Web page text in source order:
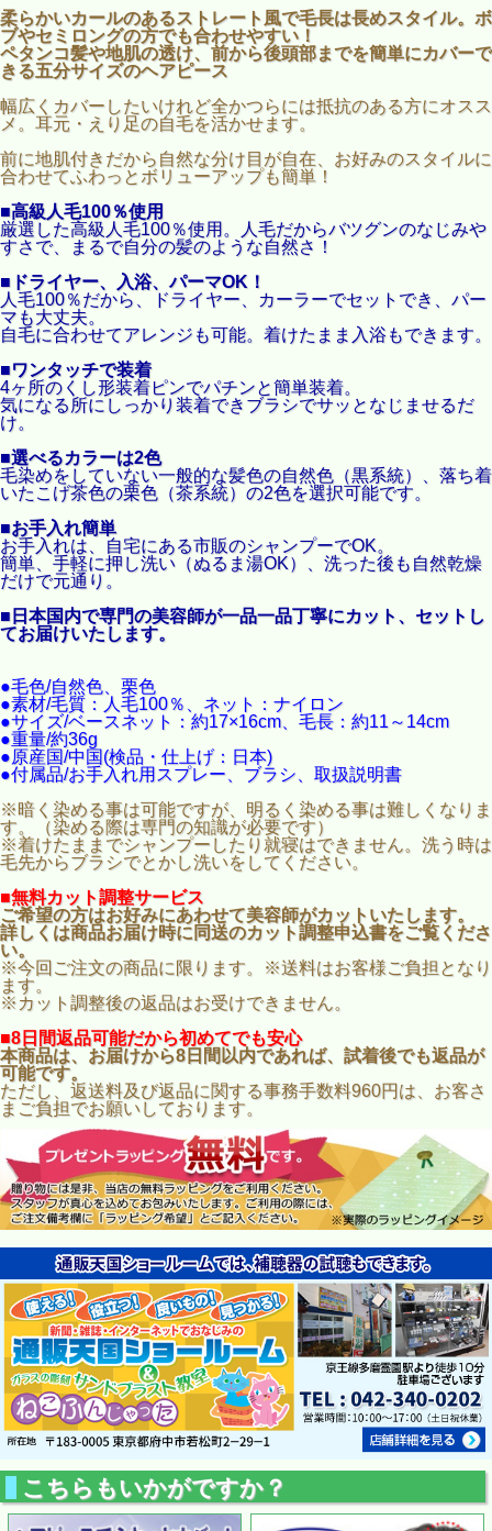
柔らかいカールのあるストレート風で毛長は長めスタイル。ボ
ブやセミロングの方でも合わせやすい！
ペタンコ髪や地肌の透け、前から後頭部までを簡単にカバーで
きる五分サイズのヘアピース
幅広くカバーしたいけれど全かつらには抵抗のある方にオスス
メ。耳元・えり足の自毛を活かせます。
前に地肌付きだから自然な分け目が自在、お好みのスタイルに
合わせてふわっとボリューアップも簡単！
■高級人毛100％使用
厳選した高級人毛100％使用。人毛だからバツグンのなじみや
すさで、まるで自分の髪のような自然さ！
■ドライヤー、入浴、パーマOK！
人毛100％だから、ドライヤー、カーラーでセットでき、パー
マも大丈夫。
自毛に合わせてアレンジも可能。着けたまま入浴もできます。
■ワンタッチで装着
4ヶ所のくし形装着ピンでパチンと簡単装着。
気になる所にしっかり装着できブラシでサッとなじませるだ
け。
■選べるカラーは2色
毛染めをしていない一般的な髪色の自然色（黒系統）、落ち着
いたこげ茶色の栗色（茶系統）の2色を選択可能です。
■お手入れ簡単
お手入れは、自宅にある市販のシャンプーでOK。
簡単、手軽に押し洗い（ぬるま湯OK）、洗った後も自然乾燥
だけで元通り。
■日本国内で専門の美容師が一品一品丁寧にカット、セットし
てお届けいたします。
●毛色/自然色、栗色
●素材/毛質：人毛100％、ネット：ナイロン
●サイズ/ベースネット：約17×16cm、毛長：約11～14cm
●重量/約36g
●原産国/中国(検品・仕上げ：日本)
●付属品/お手入れ用スプレー、ブラシ、取扱説明書
※暗く染める事は可能ですが、明るく染める事は難しくなりま
す。（染める際は専門の知識が必要です）
※着けたままでシャンプーしたり就寝はできません。洗う時は
毛先からブラシでとかし洗いをしてください。
■無料カット調整サービス
ご希望の方はお好みにあわせて美容師がカットいたします。
詳しくは商品お届け時に同送のカット調整申込書をご覧くださ
い。
※今回ご注文の商品に限ります。※送料はお客様ご負担となり
ます。
※カット調整後の返品はお受けできません。
■8日間返品可能だから初めてでも安心
本商品は、お届けから8日間以内であれば、試着後でも返品が
可能です。
ただし、返送料及び返品に関する事務手数料960円は、お客さ
まご負担でお願いしております。
こちらもいかがですか？